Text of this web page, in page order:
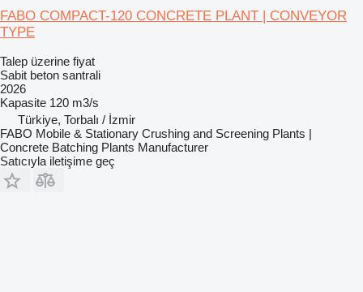
FABO COMPACT-120 CONCRETE PLANT | CONVEYOR
TYPE
Talep üzerine fiyat
Sabit beton santrali
2026
Kapasite 120 m3/s
Türkiye, Torbalı / İzmir
FABO Mobile & Stationary Crushing and Screening Plants |
Concrete Batching Plants Manufacturer
Satıcıyla iletişime geç